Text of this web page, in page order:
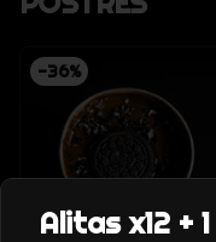
-36%
Alitas x12 +